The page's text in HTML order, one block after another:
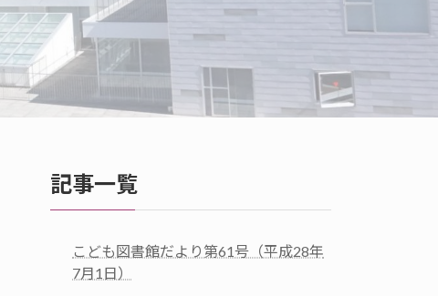
記事一覧
こども図書館だより第61号（平成28年
7月1日）